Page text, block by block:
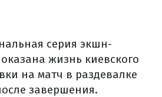
серия экшн-
жизнь киевского
на матч в раздевалке
завершения.